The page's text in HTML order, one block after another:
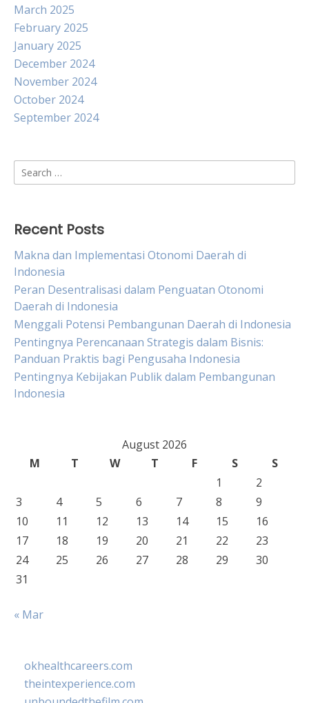
March 2025
February 2025
January 2025
December 2024
November 2024
October 2024
September 2024
Search
for:
Recent Posts
Makna dan Implementasi Otonomi Daerah di
Indonesia
Peran Desentralisasi dalam Penguatan Otonomi
Daerah di Indonesia
Menggali Potensi Pembangunan Daerah di Indonesia
Pentingnya Perencanaan Strategis dalam Bisnis:
Panduan Praktis bagi Pengusaha Indonesia
Pentingnya Kebijakan Publik dalam Pembangunan
Indonesia
August 2026
M
T W T F S
S
1
2
3
4 5 6 7 8
9
10
11 12 13 14 15
16
17
18 19 20 21 22
23
24
25 26 27 28 29
30
31
« Mar
okhealthcareers.com
theintexperience.com